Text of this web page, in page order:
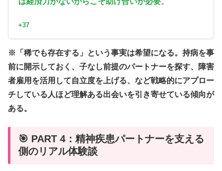
+37
※「稀でも存在する」という事実は希望になる。持病を事
前に開示しておく、子なし前提のパートナーを探す、障害
者雇用を活用して自立度を上げる、など戦略的にアプロー
チしている人ほど理解ある出会いを引き寄せている傾向が
ある。
🎯 PART 4：精神疾患パートナーを支える
側のリアル体験談